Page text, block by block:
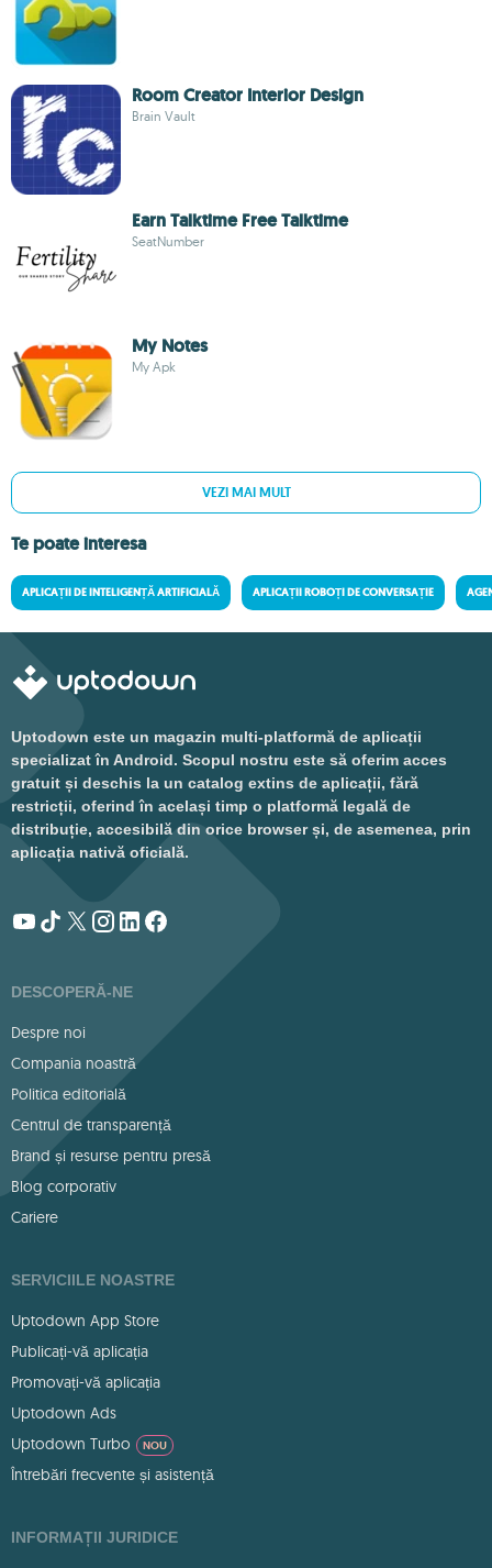
Room Creator Interior Design
Brain Vault
Earn Talktime Free Talktime
SeatNumber
My Notes
My Apk
VEZI MAI MULT
Te poate interesa
APLICAȚII DE INTELIGENȚĂ ARTIFICIALĂ APLICAȚII ROBOȚI DE CONVERSAȚIE
Uptodown este un magazin multi-platformă de aplicații
specializat în Android. Scopul nostru este să oferim acces
gratuit și deschis la un catalog extins de aplicații, fără
restricții, oferind în același timp o platformă legală de
distribuție, accesibilă din orice browser și, de asemenea, prin
aplicația nativă oficială.
DESCOPERĂ-NE
Despre noi
Compania noastră
Politica editorială
Centrul de transparență
Brand și resurse pentru presă
Blog corporativ
Cariere
SERVICIILE NOASTRE
Uptodown App Store
Publicați-vă aplicația
Promovați-vă aplicația
Uptodown Ads
Uptodown Turbo
NOU
Întrebări frecvente și asistență
INFORMAȚII JURIDICE